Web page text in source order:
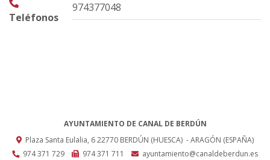
Teléfonos
974377048
AYUNTAMIENTO DE CANAL DE BERDÚN
Plaza Santa Eulalia, 622770 BERDÚN (HUESCA) - ARAGÓN (ESPAÑA)
974 371 729
974 371 711
ayuntamiento@canaldeberdun.es